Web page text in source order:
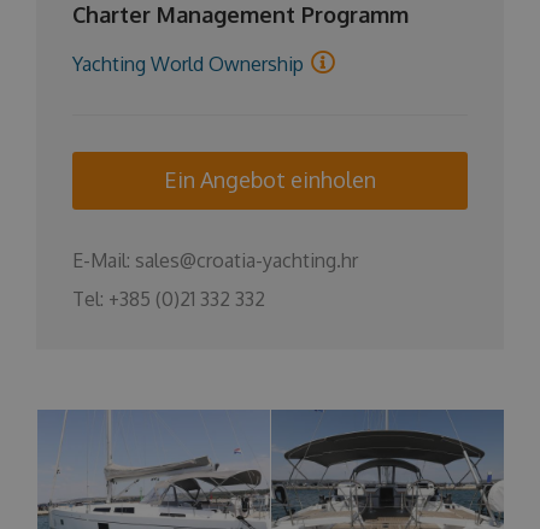
Charter Management Programm
Yachting World Ownership
Ein Angebot einholen
E-Mail: sales@croatia-yachting.hr
Tel: +385 (0)21 332 332